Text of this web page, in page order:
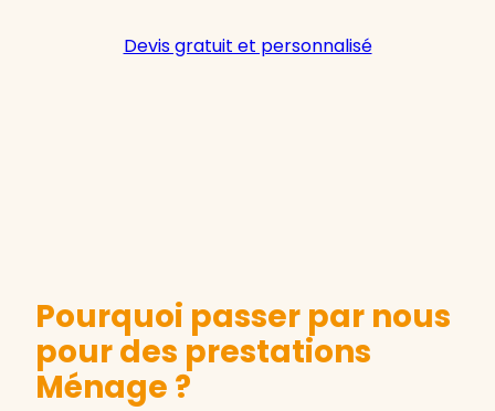
Devis gratuit et personnalisé
Pourquoi passer par nous
pour des prestations
Ménage ?